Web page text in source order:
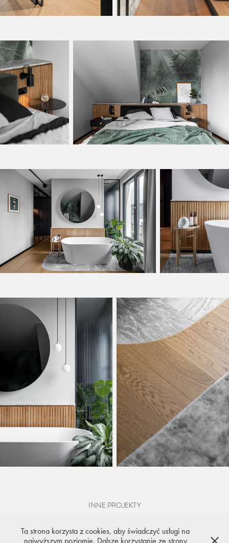
INNE PROJEKTY
Ta strona korzysta z cookies, aby świadczyć usługi na
najwyższym poziomie. Dalsze korzystanie ze strony